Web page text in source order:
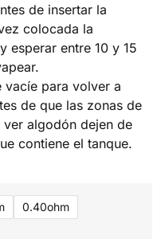
de insertar la
colocada la
esperar entre 10 y 15
vacíe para volver a
de que las zonas de
algodón dejen de
contiene el tanque.
0.40ohm